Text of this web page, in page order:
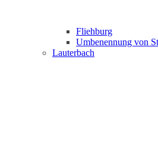
Fliehburg
Umbenennung von
Lauterbach